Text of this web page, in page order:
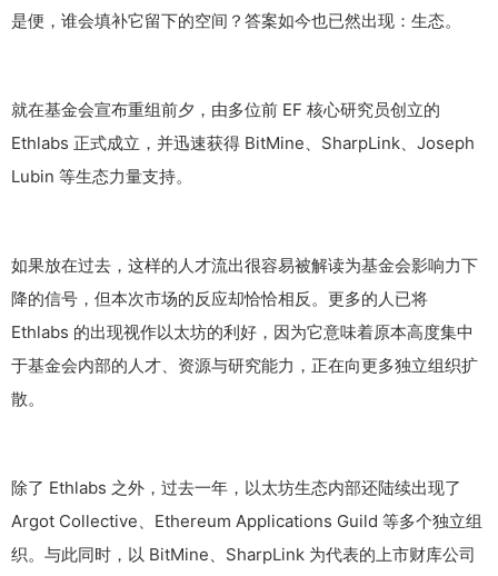
是便，谁会填补它留下的空间？答案如今也已然出现：生态。
就在基金会宣布重组前夕，由多位前 EF 核心研究员创立的
Ethlabs 正式成立，并迅速获得 BitMine、SharpLink、Joseph
Lubin 等生态力量支持。
如果放在过去，这样的人才流出很容易被解读为基金会影响力下
降的信号，但本次市场的反应却恰恰相反。更多的人已将
Ethlabs 的出现视作以太坊的利好，因为它意味着原本高度集中
于基金会内部的人才、资源与研究能力，正在向更多独立组织扩
散。
除了 Ethlabs 之外，过去一年，以太坊生态内部还陆续出现了
Argot Collective、Ethereum Applications Guild 等多个独立组
织。与此同时，以 BitMine、SharpLink 为代表的上市财库公司